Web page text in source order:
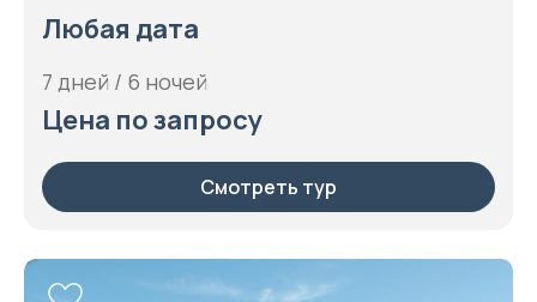
Любая дата
7 дней / 6 ночей
Цена по запросу
Смотреть тур